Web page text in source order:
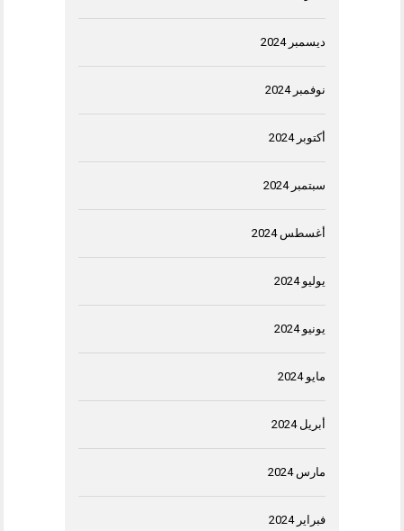
ديسمبر 2024
نوفمبر 2024
أكتوبر 2024
سبتمبر 2024
أغسطس 2024
يوليو 2024
يونيو 2024
مايو 2024
أبريل 2024
مارس 2024
فبراير 2024